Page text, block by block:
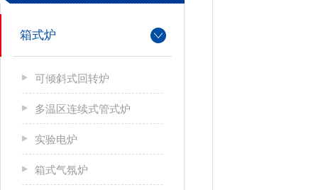
箱式炉
可倾斜式回转炉
多温区连续式管式炉
实验电炉
箱式气氛炉